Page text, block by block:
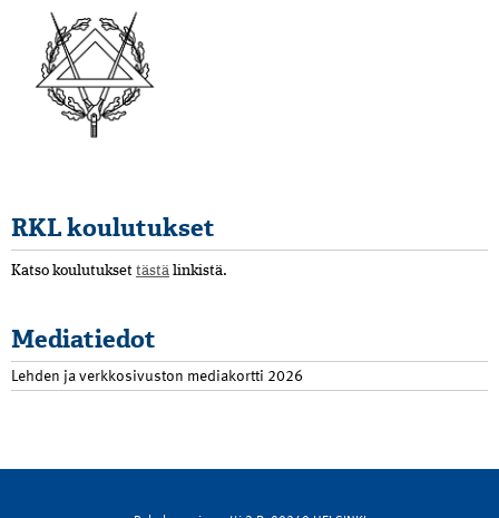
RKL koulutukset
Katso koulutukset tästä linkistä.
Mediatiedot
Lehden ja verkkosivuston mediakortti 2026